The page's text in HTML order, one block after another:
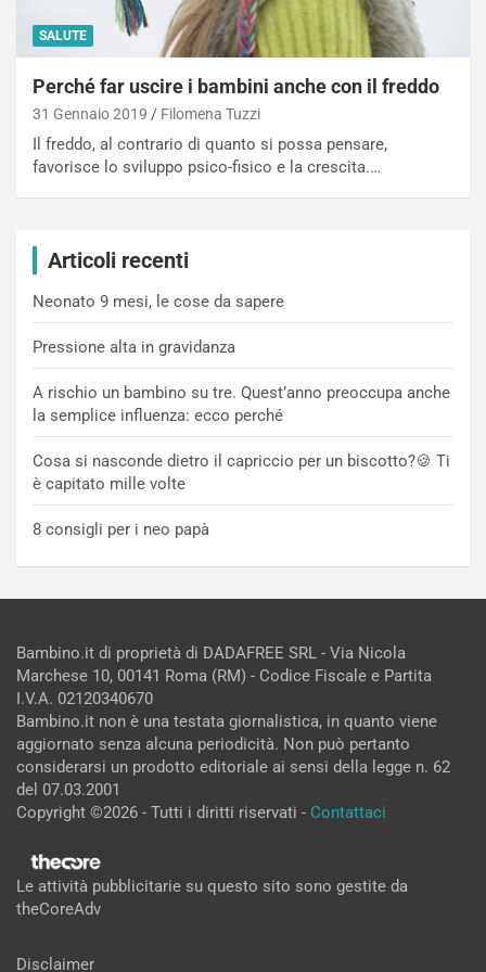
SALUTE
Perché far uscire i bambini anche con il freddo
31 Gennaio 2019 Filomena Tuzzi
Il freddo, al contrario di quanto si possa pensare,
favorisce lo sviluppo psico-fisico e la crescita.…
Articoli recenti
Neonato 9 mesi, le cose da sapere
Pressione alta in gravidanza
A rischio un bambino su tre. Quest’anno preoccupa anche
la semplice influenza: ecco perché
Cosa si nasconde dietro il capriccio per un biscotto?🍪 Ti
è capitato mille volte
8 consigli per i neo papà
Bambino.it di proprietà di DADAFREE SRL - Via Nicola
Marchese 10, 00141 Roma (RM) - Codice Fiscale e Partita
I.V.A. 02120340670
Bambino.it non è una testata giornalistica, in quanto viene
aggiornato senza alcuna periodicità. Non può pertanto
considerarsi un prodotto editoriale ai sensi della legge n. 62
del 07.03.2001
Copyright ©2026 - Tutti i diritti riservati - Contattaci
Le attività pubblicitarie su questo sito sono gestite da
theCoreAdv
Disclaimer